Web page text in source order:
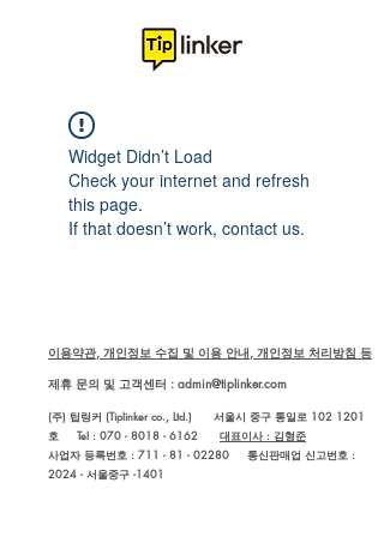
Widget Didn’t Load
Check your internet and refresh
this page.
If that doesn’t work, contact us.
이용약관, 개인정보 수집 및 이용 안내, 개인정보 처리방침 등
제휴 문의 및 고객센터 : admin@tiplinker.com
(주) 팁링커 (Tiplinker co., Ltd.) 서울시 중구 통일로 102 1201
호 Tel : 070 - 8018 - 6162 대표이사 : 김형준
사업자 등록번호 : 711 - 81 - 02280 통신판매업 신고번호 :
2024 - 서울중구 -1401